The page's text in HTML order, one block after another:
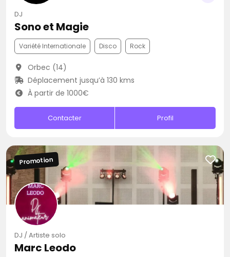
DJ
Sono et Magie
Variété Internationale Disco Rock
Orbec (14)
Déplacement jusqu’à 130 kms
À partir de 1000€
Contacter Profil
Promotion
DJ / Artiste solo
Marc Leodo